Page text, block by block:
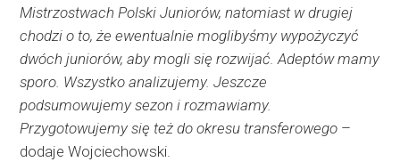
Mistrzostwach Polski Juniorów, natomiast w drugiej
chodzi o to, że ewentualnie moglibyśmy wypożyczyć
dwóch juniorów, aby mogli się rozwijać. Adeptów mamy
sporo. Wszystko analizujemy. Jeszcze
podsumowujemy sezon i rozmawiamy.
Przygotowujemy się też do okresu transferowego –
dodaje Wojciechowski.